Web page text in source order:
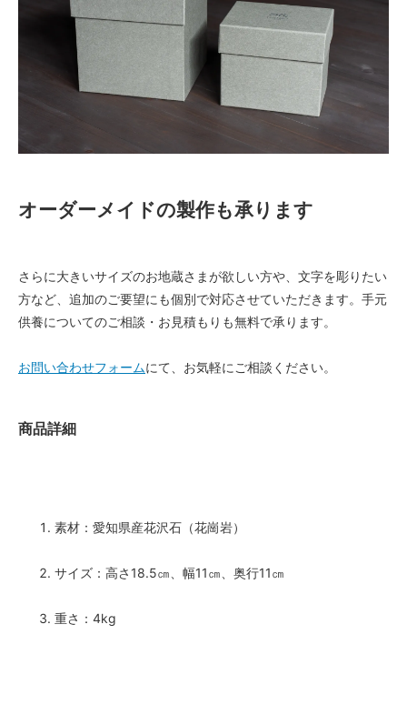
オーダーメイドの製作も承ります
さらに大きいサイズのお地蔵さまが欲しい方や、文字を彫りたい
方など、追加のご要望にも個別で対応させていただきます。手元
供養についてのご相談・お見積もりも無料で承ります。
お問い合わせフォームにて、お気軽にご相談ください。
商品詳細
素材：愛知県産花沢石（花崗岩）
サイズ：高さ18.5㎝、幅11㎝、奥行11㎝
重さ：4kg